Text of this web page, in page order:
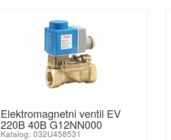
Elektromagnetni ventil EV
220B 40B G12NN000
Katalog: 032U458531